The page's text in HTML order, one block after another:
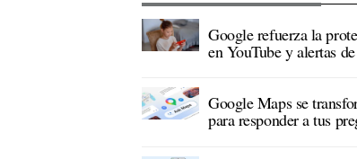
Google refuerza la
en YouTube y alertas
Google Maps se
para responder a tus